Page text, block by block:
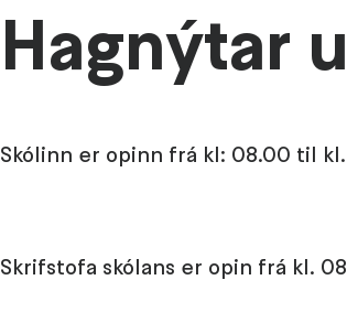
Hagnýtar
Skólinn er opinn frá kl: 08.00 til kl.
Skrifstofa skólans er opin frá kl.